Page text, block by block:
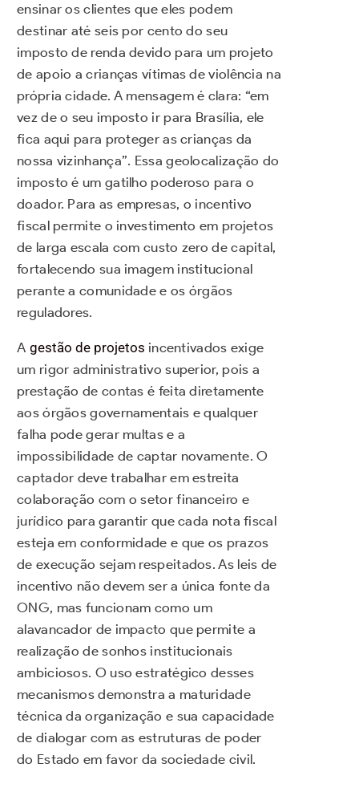
ensinar os clientes que eles podem
destinar até seis por cento do seu
imposto de renda devido para um projeto
de apoio a crianças vítimas de violência na
própria cidade. A mensagem é clara: “em
vez de o seu imposto ir para Brasília, ele
fica aqui para proteger as crianças da
nossa vizinhança”. Essa geolocalização do
imposto é um gatilho poderoso para o
doador. Para as empresas, o incentivo
fiscal permite o investimento em projetos
de larga escala com custo zero de capital,
fortalecendo sua imagem institucional
perante a comunidade e os órgãos
reguladores.
A gestão de projetos incentivados exige
um rigor administrativo superior, pois a
prestação de contas é feita diretamente
aos órgãos governamentais e qualquer
falha pode gerar multas e a
impossibilidade de captar novamente. O
captador deve trabalhar em estreita
colaboração com o setor financeiro e
jurídico para garantir que cada nota fiscal
esteja em conformidade e que os prazos
de execução sejam respeitados. As leis de
incentivo não devem ser a única fonte da
ONG, mas funcionam como um
alavancador de impacto que permite a
realização de sonhos institucionais
ambiciosos. O uso estratégico desses
mecanismos demonstra a maturidade
técnica da organização e sua capacidade
de dialogar com as estruturas de poder
do Estado em favor da sociedade civil.